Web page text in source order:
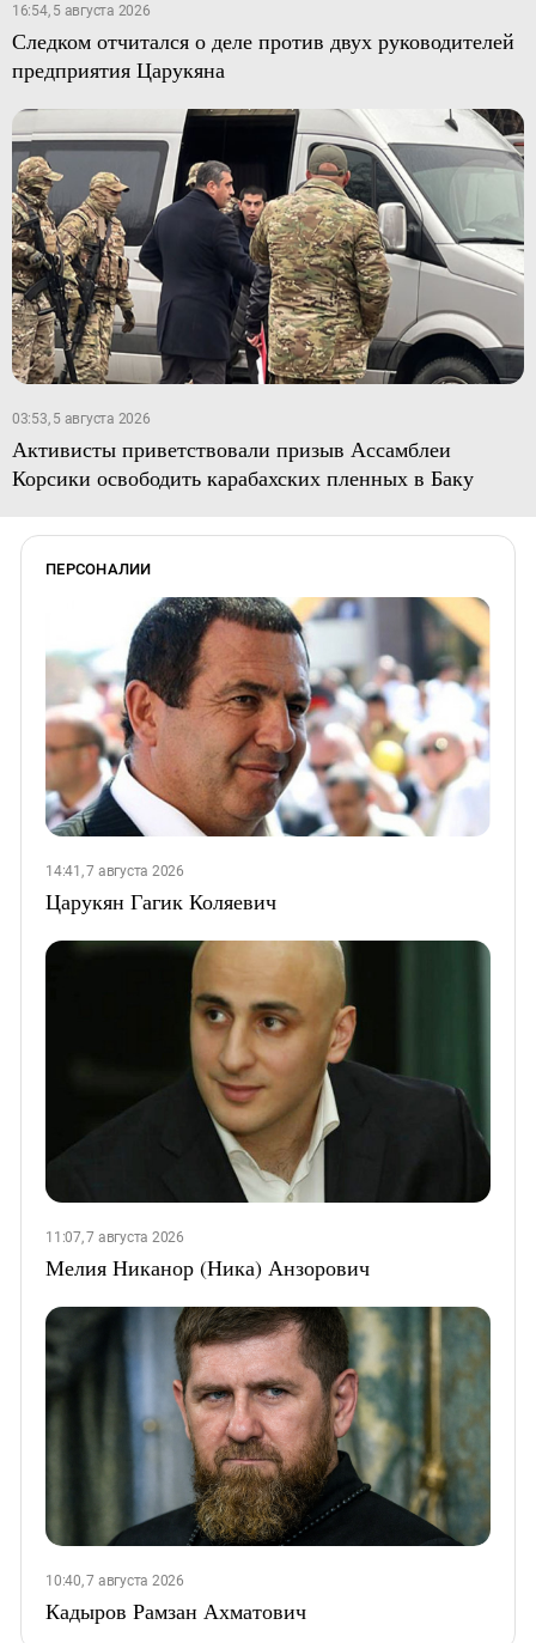
16:54, 5 августа 2026
Следком отчитался о деле против двух руководителей
предприятия Царукяна
03:53, 5 августа 2026
Активисты приветствовали призыв Ассамблеи
Корсики освободить карабахских пленных в Баку
ПЕРСОНАЛИИ
14:41, 7 августа 2026
Царукян Гагик Коляевич
11:07, 7 августа 2026
Мелия Никанор (Ника) Анзорович
10:40, 7 августа 2026
Кадыров Рамзан Ахматович